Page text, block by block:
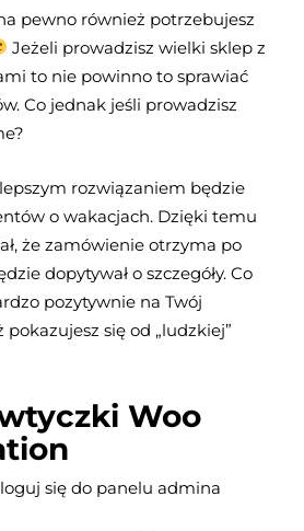
pewno również potrzebujesz
Jeżeli prowadzisz wielki sklep z
to nie powinno to sprawiać
Co jednak jeśli prowadzisz
rozwiązaniem będzie
o wakacjach. Dzięki temu
że zamówienie otrzyma po
dopytywał o szczegóły. Co
pozytywnie na Twój
się od „ludzkiej”
Woo
się do panelu admina